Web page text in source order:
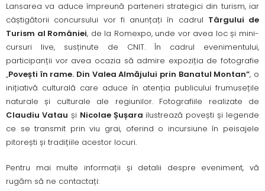
Lansarea va aduce împreună parteneri strategici din turism, iar
câștigătorii concursului vor fi anunțați în cadrul Târgului de
Turism al României, de la Romexpo, unde vor avea loc și mini-
cursuri live, susținute de CNIT. În cadrul evenimentului,
participanții vor avea ocazia să admire expoziția de fotografie
„Povești în rame. Din Valea Almăjului prin Banatul Montan”, o
inițiativă culturală care aduce în atenția publicului frumusețile
naturale și culturale ale regiunilor. Fotografiile realizate de
Claudiu Vatau și Nicolae Șușara ilustrează povești și legende
ce se transmit prin viu grai, oferind o incursiune în peisajele
pitorești și tradițiile acestor locuri.
Pentru mai multe informații și detalii despre eveniment, vă
rugăm să ne contactați: